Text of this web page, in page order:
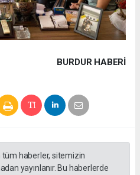
BURDUR HABERİ
tüm haberler, sitemizin
yayınlanır. Bu haberlerde